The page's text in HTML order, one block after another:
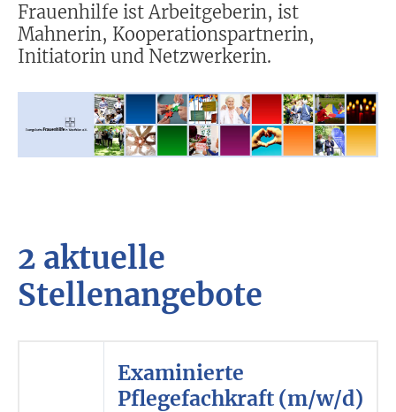
Frauenhilfe ist Arbeitgeberin, ist
Mahnerin, Kooperationspartnerin,
Initiatorin und Netzwerkerin.
2 aktuelle
Stellenangebote
Examinierte
Pflegefachkraft (m/w/d)